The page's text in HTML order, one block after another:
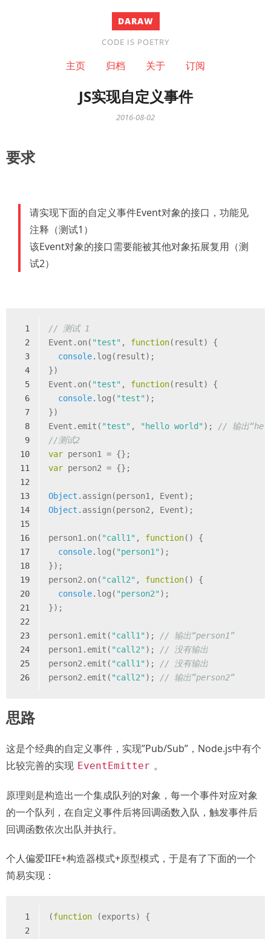
DARAW
CODE IS POETRY
主页 归档 关于 订阅
JS实现自定义事件
2016-08-02
要求
请实现下面的自定义事件Event对象的接口，功能见
注释（测试1）
该Event对象的接口需要能被其他对象拓展复用（测
试2）
1
2
3
4
5
6
7
8
9
10
11
12
13
14
15
16
17
18
19
20
21
22
23
24
25
26
// 测试 1
Event.on( "test" , function( result) {
console.log(result);
})
Event.on( "test" , function( result) {
console.log( "test" );
})
Event.emit( "test" , "hello world" ); // 输出
//测试2
var person1 = {};
var person2 = {};
Object .assign(person1, Event);
Object .assign(person2, Event);
person1.on( "call1" , function( ) {
console.log( "person1" );
});
person2.on( "call2" , function( ) {
console.log( "person2" );
});
person1.emit( "call1" ); // 输出“person1”
person1.emit( "call2" ); // 没有输出
person2.emit( "call1" ); // 没有输出
person2.emit( "call2" ); // 输出”person2”
思路
这是个经典的自定义事件，实现”Pub/Sub”，Node.js中有个
比较完善的实现 EventEmitter 。
原理则是构造出一个集成队列的对象，每一个事件对应对象
的一个队列，在自定义事件后将回调函数入队，触发事件后
回调函数依次出队并执行。
个人偏爱IIFE+构造器模式+原型模式，于是有了下面的一个
简易实现：
1
2
(function (exports) {